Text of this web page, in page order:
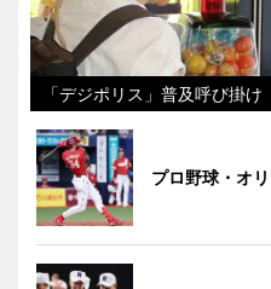
「デジポリス」普及呼び掛け
プロ野球・オ